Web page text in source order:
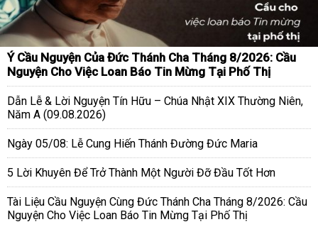
Ý Cầu Nguyện Của Đức Thánh Cha Tháng 8/2026: Cầu
Nguyện Cho Việc Loan Báo Tin Mừng Tại Phố Thị
Dẫn Lễ & Lời Nguyện Tín Hữu – Chúa Nhật XIX Thường Niên,
Năm A (09.08.2026)
Ngày 05/08: Lễ Cung Hiến Thánh Đường Đức Maria
5 Lời Khuyên Để Trở Thành Một Người Đỡ Đầu Tốt Hơn
Tài Liệu Cầu Nguyện Cùng Đức Thánh Cha Tháng 8/2026: Cầu
Nguyện Cho Việc Loan Báo Tin Mừng Tại Phố Thị